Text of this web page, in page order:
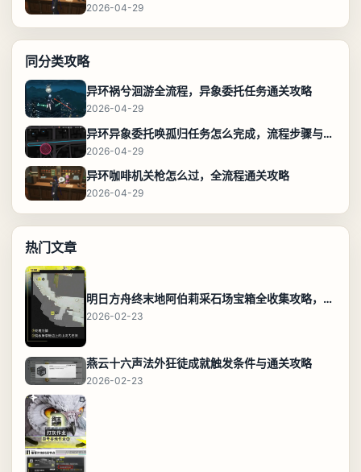
2026-04-29
同分类攻略
异环祸兮洄游全流程，异象委托任务通关攻略
2026-04-29
异环异象委托唤孤归任务怎么完成，流程步骤与位置攻略
2026-04-29
异环咖啡机关枪怎么过，全流程通关攻略
2026-04-29
热门文章
明日方舟终末地阿伯莉采石场宝箱全收集攻略，全点位分布图与路线
2026-02-23
燕云十六声法外狂徒成就触发条件与通关攻略
2026-02-23